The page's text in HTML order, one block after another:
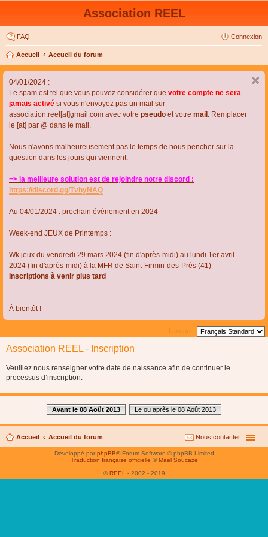
Association REEL
FAQ Connexion
Accueil Accueil du forum
04/01/2024 :
Le spam est tel que vous pouvez considérer que votre compte ne sera
jamais activé si vous n'envoyez pas un mail sur
association.reel[at]gmail.com avec votre pseudo et votre mail . Remplacer
le [at] par @ dans le mail.
Nous n'avons malheureusement pas le temps de nous pencher sur la
question dans les jours qui viennent.
=> la meilleure solution est de rejoindre notre discord :
https://discord.gg/TvhyNAQ
Au 04/01/2024 : prochain évènement en 2024
Week-end JEUX de Printemps :
Wk jeux du vendredi 29 mars 2024 (fin d'après-midi) au lundi 1er avril
2024 (fin d'après-midi) à la MFR de Saint-Firmin-des-Près (41)
Inscriptions à venir plus tard
À bientôt !
Langue :
Association REEL - Inscription
Veuillez nous renseigner votre date de naissance afin de continuer le
processus d’inscription.
Avant le 08 Août 2013 Le ou après le 08 Août 2013
Accueil Accueil du forum Nous contacter
Développé parphpBB® Forum Software © phpBB Limited
Traduction française officielle © Maël Soucaze
© REEL - 2002 - 2019